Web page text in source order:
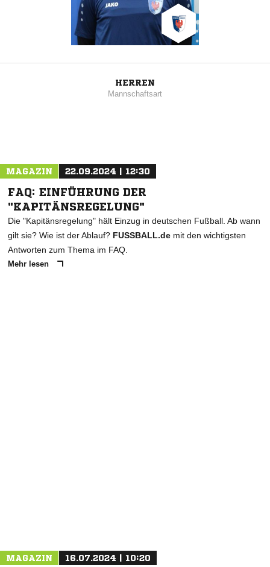
HERREN
Mannschaftsart
MAGAZIN 22.09.2024 | 12:30
FAQ: EINFÜHRUNG DER
"KAPITÄNSREGELUNG"
Die "Kapitänsregelung" hält Einzug in deutschen Fußball. Ab wann
gilt sie? Wie ist der Ablauf? FUSSBALL.de mit den wichtigsten
Antworten zum Thema im FAQ.
Mehr lesen
MAGAZIN 16.07.2024 | 10:20